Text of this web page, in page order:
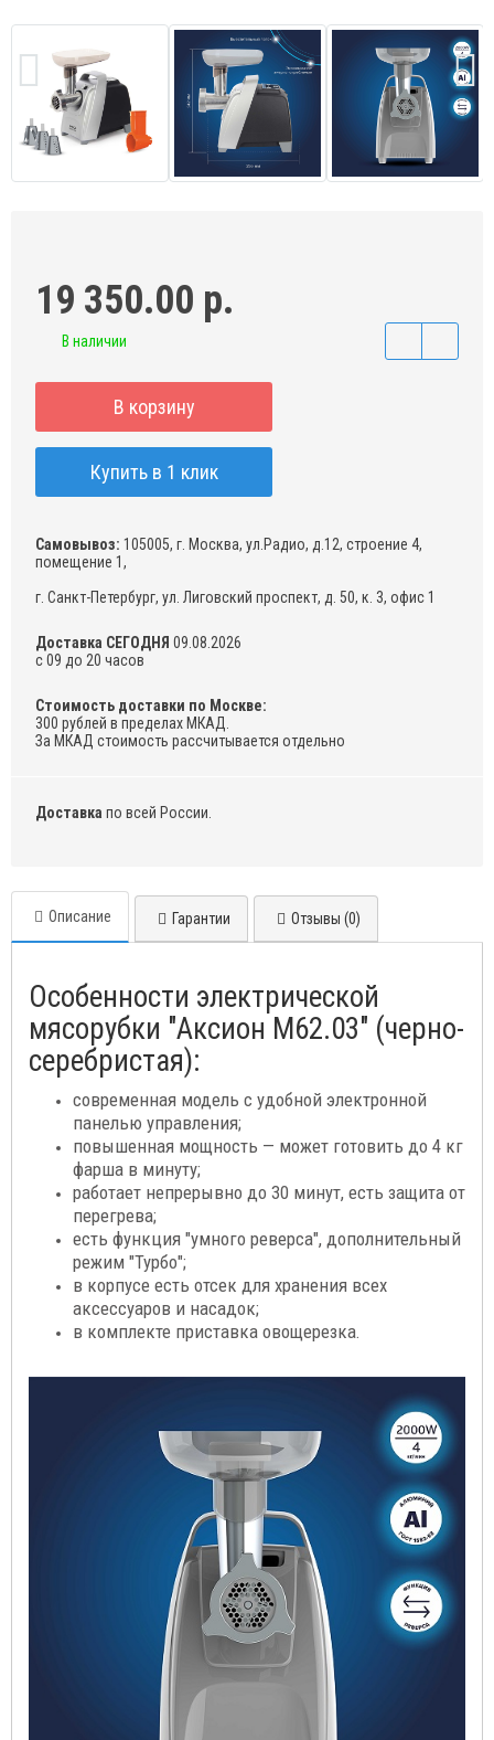
19 350.00 р.
В наличии
В корзину
Купить в 1 клик
Самовывоз: 105005, г. Москва, ул.Радио, д.12, строение 4,
помещение 1,
г. Санкт-Петербург, ул. Лиговский проспект, д. 50, к. 3, офис 1
Доставка СЕГОДНЯ 09.08.2026
с 09 до 20 часов
Стоимость доставки по Москве:
300 рублей в пределах МКАД.
За МКАД стоимость рассчитывается отдельно
Доставка по всей России.
Описание Гарантии Отзывы (0)
Особенности электрической
мясорубки "Аксион М62.03" (черно-
серебристая):
современная модель с удобной электронной
панелью управления;
повышенная мощность — может готовить до 4 кг
фарша в минуту;
работает непрерывно до 30 минут, есть защита от
перегрева;
есть функция "умного реверса", дополнительный
режим "Турбо";
в корпусе есть отсек для хранения всех
аксессуаров и насадок;
в комплекте приставка овощерезка.